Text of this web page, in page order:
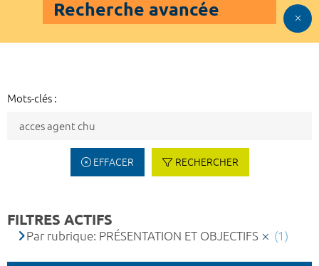
Recherche avancée
Mots-clés :
EFFACER RECHERCHER
FILTRES ACTIFS
Par rubrique: PRÉSENTATION ET OBJECTIFS (1)